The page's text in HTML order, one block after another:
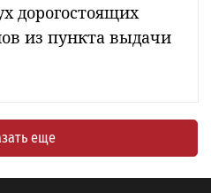
дорогостоящих
из пункта выдачи
еще